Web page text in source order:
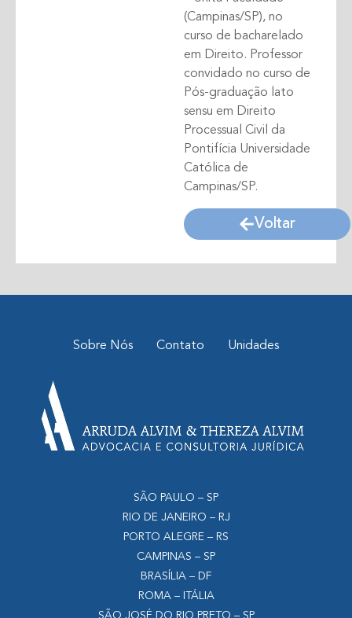
(Campinas/SP), no
curso de bacharelado
em Direito. Professor
convidado no curso de
Pós-graduação lato
sensu em Direito
Processual Civil da
Pontifícia Universidade
Católica de
Campinas/SP.
Voltar
Sobre Nós Contato Unidades
SÃO PAULO – SP
RIO DE JANEIRO – RJ
PORTO ALEGRE – RS
CAMPINAS – SP
BRASÍLIA – DF
ROMA – ITÁLIA
SÃO JOSÉ DO RIO PRETO – SP